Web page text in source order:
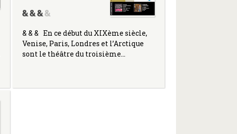
& & & En ce début du XIXème siècle,
Venise, Paris, Londres et l’Arctique
sont le théâtre du troisième…